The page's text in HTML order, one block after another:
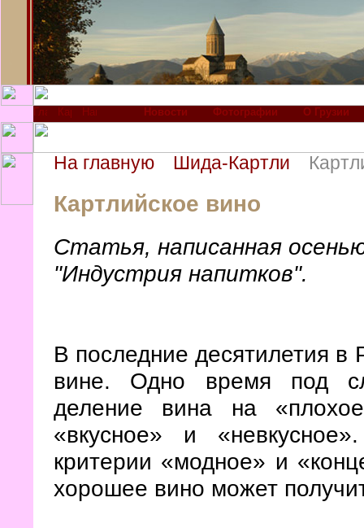
Новости Фотографии О Грузии
На главную Шида-Картли
Картлийское вино
Статья, написанная
"Индустрия напитков".
В последние десятилетия в
вине. Одно время под
деление вина на
«вкусное» и
критерии «модное» и
хорошее вино может